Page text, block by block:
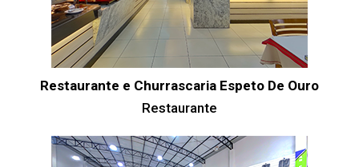
Restaurante e Churrascaria Espeto De Ouro
Restaurante